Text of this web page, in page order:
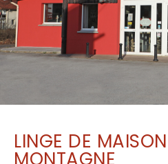
LINGE DE